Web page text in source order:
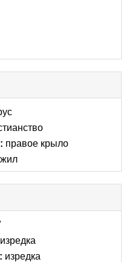
правое крыло
изредка
изредка